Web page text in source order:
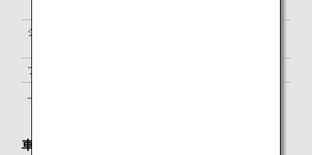
シンガポール
フランクフルト
車いすをご利用のお客様